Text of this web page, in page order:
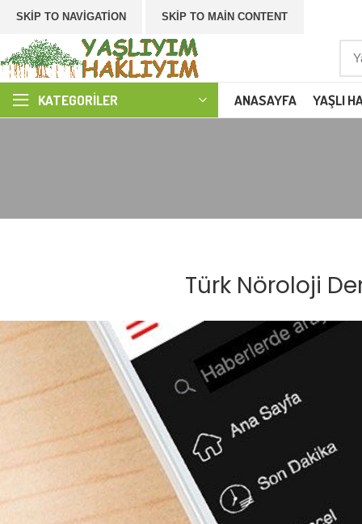
SKIP TO NAVIGATION SKIP TO MAIN CONTENT
KATEGORILER ANASAYFA YAŞLI
Türk Nöroloji